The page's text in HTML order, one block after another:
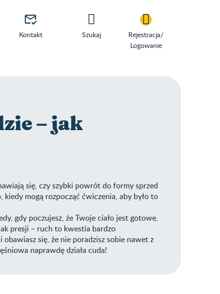

Kontakt Szukaj
Rejestracja/
Logowanie
– jak
się, czy szybki powrót do formy sprzed
mogą rozpocząć ćwiczenia, aby było to
gdy poczujesz, że Twoje ciało jest gotowe,
presji – ruch to kwestia bardzo
się, że nie poradzisz sobie nawet z
naprawdę działa cuda!